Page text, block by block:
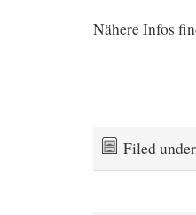
Nähere Infos
Filed under